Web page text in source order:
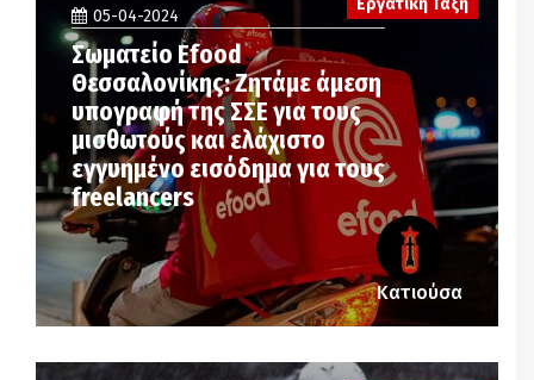
05-04-2024
Σωματείο Efood
Θεσσαλονίκης: Ζητάμε άμεση
υπογραφή της ΣΣΕ για τους
μισθωτούς και ελάχιστο
εγγυημένο εισόδημα για τους
freelancers
Κατιούσα